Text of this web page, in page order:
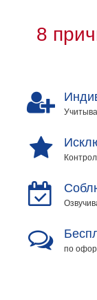
8
по